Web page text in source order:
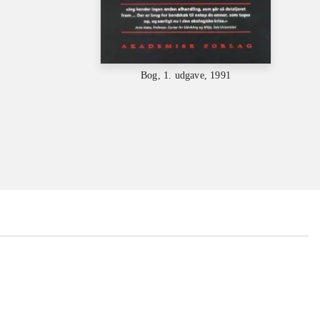
Bog, 1. udgave, 1991